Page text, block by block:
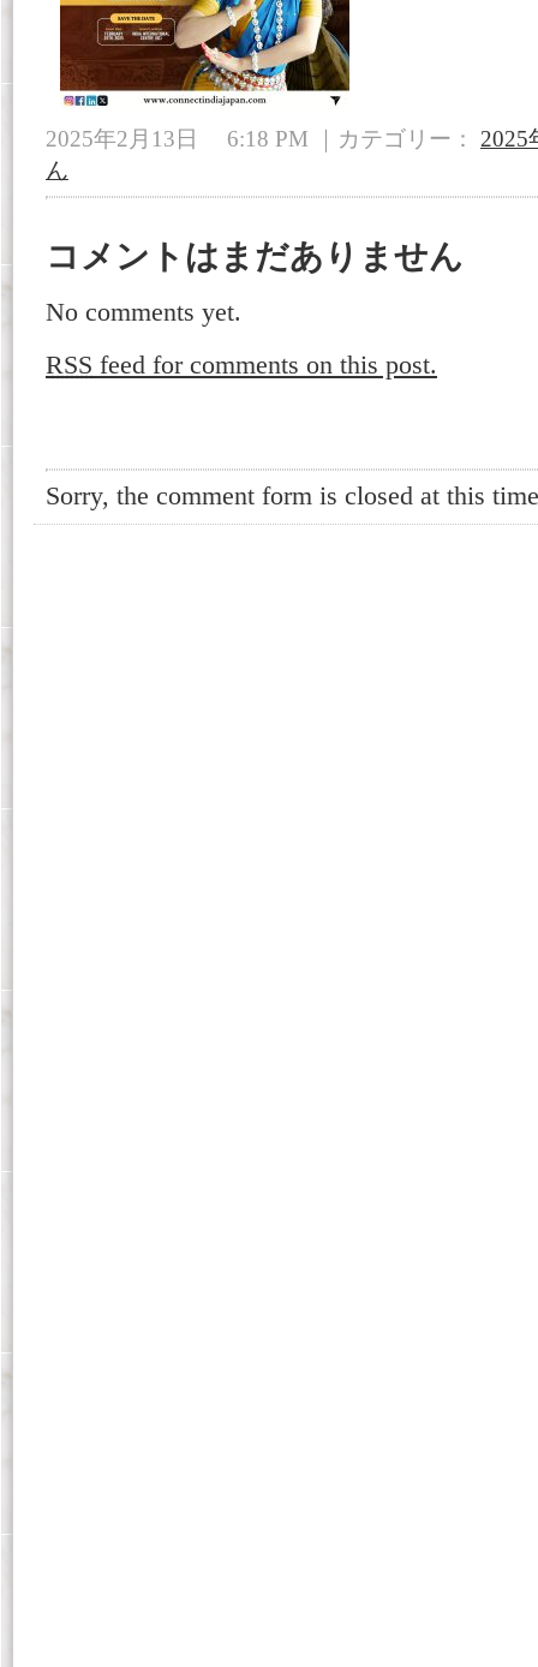
2025年2月13日 6:18 PM ｜カテゴリー： 2025
ん
コメントはまだありません
No comments yet.
RSS feed for comments on this post.
Sorry, the comment form is closed at this